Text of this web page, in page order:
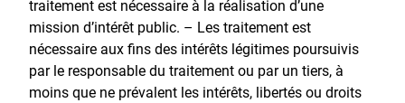
traitement est nécessaire à la réalisation d’une
mission d’intérêt public. – Les traitement est
nécessaire aux fins des intérêts légitimes poursuivis
par le responsable du traitement ou par un tiers, à
moins que ne prévalent les intérêts, libertés ou droits